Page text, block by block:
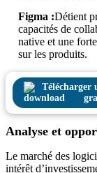
Figma :Détient
capacités de
native et une
sur les produits.
Télécharger
Analyse et
Le marché des
intérêt